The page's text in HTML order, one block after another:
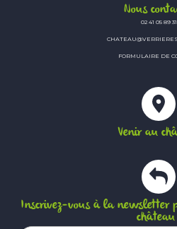
Nous
02 41 05 89 31
FORMULAIRE DE
Venir au
Inscrivez-vous à la newsletter